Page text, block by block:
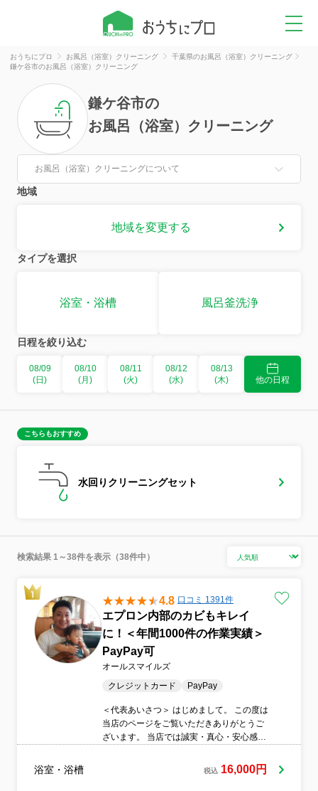
おうちにプロ お風呂（浴室）クリーニング
千葉県のお風呂（浴室）クリーニング
鎌ケ谷市のお風呂（浴室）クリーニング
鎌ケ谷市の
お風呂（浴室）クリーニング
お風呂（浴室）クリーニングについて
地域
地域を変更する
タイプを選択
浴室・浴槽 風呂釜洗浄
日程を絞り込む
08/09
(日)
08/10
(月)
08/11
(火)
08/12
(水)
08/13
(木)
他の日程
こちらもおすすめ
水回りクリーニングセット
検索結果 1～38件を表示（38件中）
4.8 口コミ 1391件
エプロン内部のカビもキレイ
に！＜年間1000件の作業実績＞
PayPay可
オールスマイルズ
クレジットカード
PayPay
＜代表あいさつ＞ はじめまして。 この度は
当店のページをご覧いただきありがとうご
ざいます。 当店では誠実・真心・安心感を
喜色満面と書き、喜びの表情が心の中で包
みきれず、顔じゅうにあふれ出ているさま
浴室・浴槽 税込 16,000円